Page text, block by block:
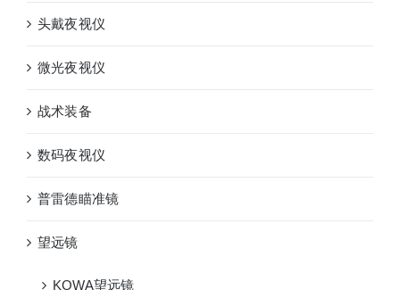
头戴夜视仪
微光夜视仪
战术装备
数码夜视仪
普雷德瞄准镜
望远镜
KOWA望远镜